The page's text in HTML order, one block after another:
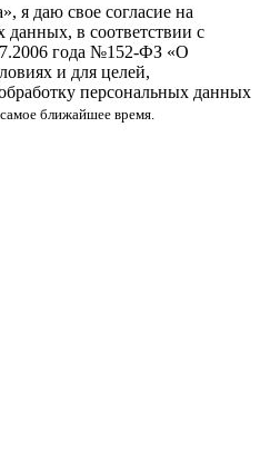
я даю свое согласие на
данных, в соответствии с
года №152-ФЗ «О
и для целей,
персональных данных
ближайшее время.